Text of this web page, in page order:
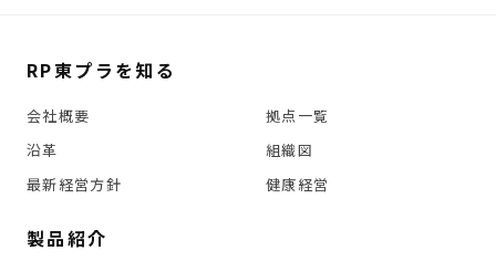
RP東プラを知る
会社概要
拠点一覧
沿革
組織図
最新経営方針
健康経営
製品紹介